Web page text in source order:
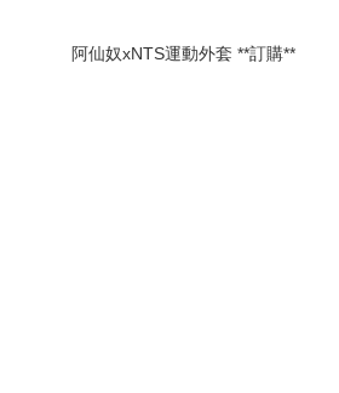
阿仙奴xNTS運動外套 **訂購**